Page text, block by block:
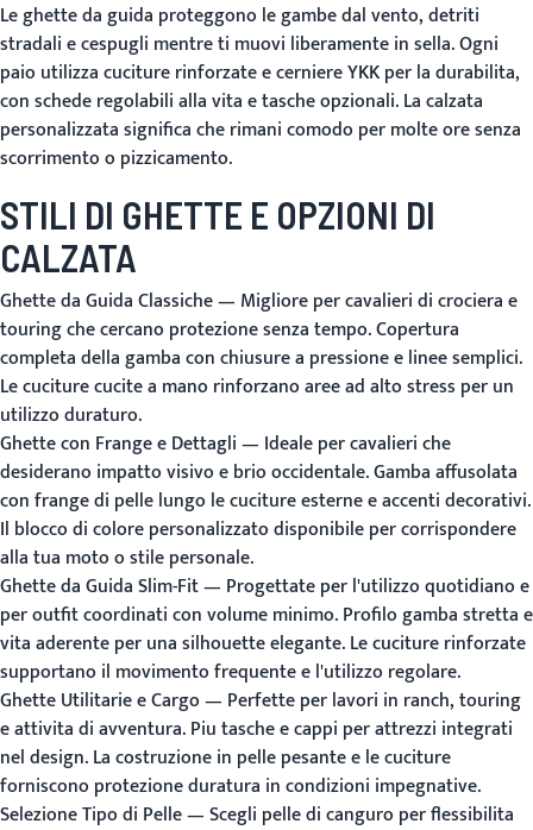
Le ghette da guida proteggono le gambe dal vento, detriti
stradali e cespugli mentre ti muovi liberamente in sella. Ogni
paio utilizza cuciture rinforzate e cerniere YKK per la durabilita,
con schede regolabili alla vita e tasche opzionali. La calzata
personalizzata significa che rimani comodo per molte ore senza
scorrimento o pizzicamento.
STILI DI GHETTE E OPZIONI DI
CALZATA
Ghette da Guida Classiche— Migliore per cavalieri di crociera e
touring che cercano protezione senza tempo. Copertura
completa della gamba con chiusure a pressione e linee semplici.
Le cuciture cucite a mano rinforzano aree ad alto stress per un
utilizzo duraturo.
Ghette con Frange e Dettagli— Ideale per cavalieri che
desiderano impatto visivo e brio occidentale. Gamba affusolata
con frange di pelle lungo le cuciture esterne e accenti decorativi.
Il blocco di colore personalizzato disponibile per corrispondere
alla tua moto o stile personale.
Ghette da Guida Slim-Fit— Progettate per l'utilizzo quotidiano e
per outfit coordinati con volume minimo. Profilo gamba stretta e
vita aderente per una silhouette elegante. Le cuciture rinforzate
supportano il movimento frequente e l'utilizzo regolare.
Ghette Utilitarie e Cargo— Perfette per lavori in ranch, touring
e attivita di avventura. Piu tasche e cappi per attrezzi integrati
nel design. La costruzione in pelle pesante e le cuciture
forniscono protezione duratura in condizioni impegnative.
Selezione Tipo di Pelle— Scegli pelle di canguro per flessibilita